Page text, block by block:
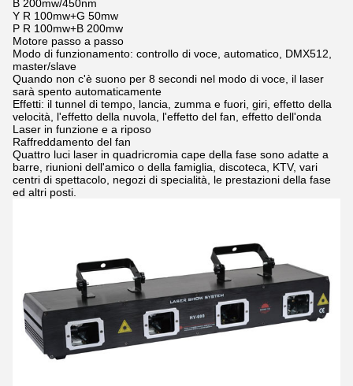
B 200mw/450nm
Y R 100mw+G 50mw
P R 100mw+B 200mw
Motore passo a passo
Modo di funzionamento: controllo di voce, automatico, DMX512,
master/slave
Quando non c'è suono per 8 secondi nel modo di voce, il laser
sarà spento automaticamente
Effetti: il tunnel di tempo, lancia, zumma e fuori, giri, effetto della
velocità, l'effetto della nuvola, l'effetto del fan, effetto dell'onda
Laser in funzione e a riposo
Raffreddamento del fan
Quattro luci laser in quadricromia cape della fase sono adatte a
barre, riunioni dell'amico o della famiglia, discoteca, KTV, vari
centri di spettacolo, negozi di specialità, le prestazioni della fase
ed altri posti.